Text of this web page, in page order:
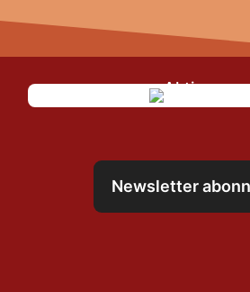
Newsletter